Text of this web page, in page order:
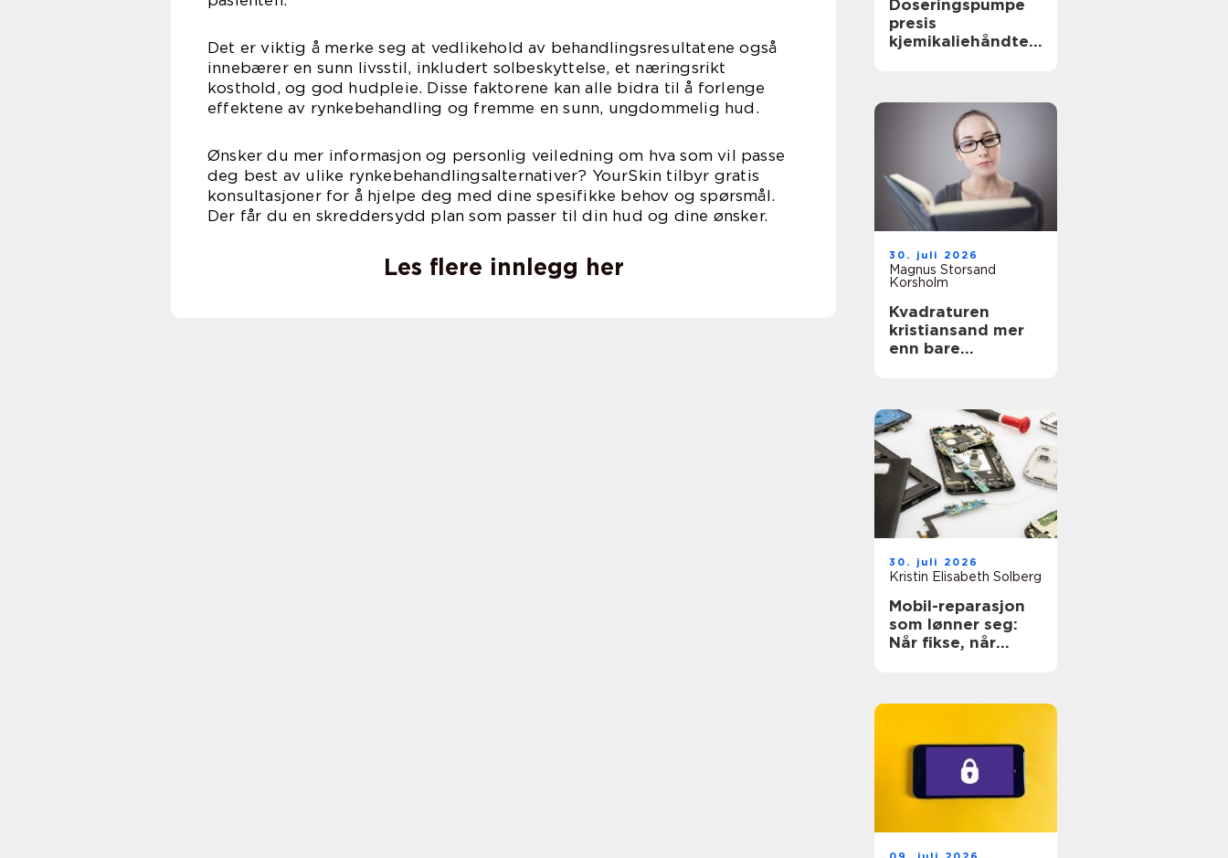
Det er viktig å merke seg at vedlikehold av behandlingsresultatene også
innebærer en sunn livsstil, inkludert solbeskyttelse, et næringsrikt
kosthold, og god hudpleie. Disse faktorene kan alle bidra til å forlenge
effektene av rynkebehandling og fremme en sunn, ungdommelig hud.
Ønsker du mer informasjon og personlig veiledning om hva som vil passe
deg best av ulike rynkebehandlingsalternativer? YourSkin tilbyr gratis
konsultasjoner for å hjelpe deg med dine spesifikke behov og spørsmål.
Der får du en skreddersydd plan som passer til din hud og dine ønsker.
Les flere innlegg her
Doseringspumpe
presis
kjemikaliehåndteri
30. juli 2026
Magnus Storsand
Korsholm
Kvadraturen
kristiansand mer
enn bare
30. juli 2026
Kristin Elisabeth Solberg
Mobil-reparasjon
som lønner seg:
Når fikse, når